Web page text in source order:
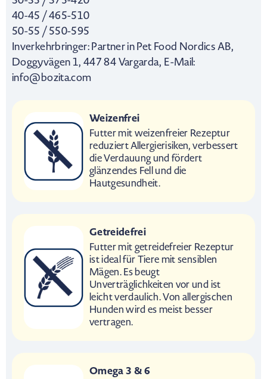
40-45 / 465-510
50-55 / 550-595
Inverkehrbringer: Partner in Pet Food Nordics AB,
Doggyvägen 1, 447 84 Vargarda, E-Mail:
info@bozita.com
Weizenfrei
Futter mit weizenfreier Rezeptur
reduziert Allergierisiken, verbessert
die Verdauung und fördert
glänzendes Fell und die
Hautgesundheit.
Getreidefrei
Futter mit getreidefreier Rezeptur
ist ideal für Tiere mit sensiblen
Mägen. Es beugt
Unverträglichkeiten vor und ist
leicht verdaulich. Von allergischen
Hunden wird es meist besser
vertragen.
Omega 3 & 6